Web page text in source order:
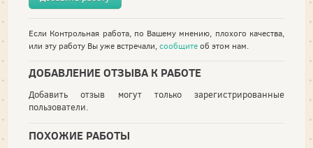
Если Контрольная работа, по Вашему мнению, плохого качества,
или эту работу Вы уже встречали,сообщитеоб этом нам.
ДОБАВЛЕНИЕ ОТЗЫВА К РАБОТЕ
Добавить отзыв могут только зарегистрированные
пользователи.
ПОХОЖИЕ РАБОТЫ